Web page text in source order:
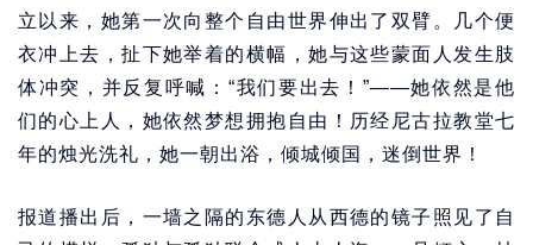
立以来，她第一次向整个自由世界伸出了双臂。几个便
衣冲上去，扯下她举着的横幅，她与这些蒙面人发生肢
体冲突，并反复呼喊：“我们要出去！”——她依然是他
们的心上人，她依然梦想拥抱自由！历经尼古拉教堂七
年的烛光洗礼，她一朝出浴，倾城倾国，迷倒世界！
报道播出后，一墙之隔的东德人从西德的镜子照见了自